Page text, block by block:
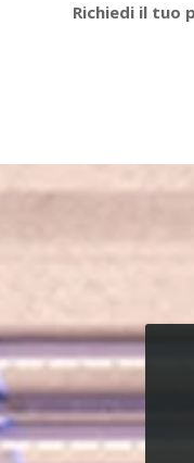
Richiedi il tuo